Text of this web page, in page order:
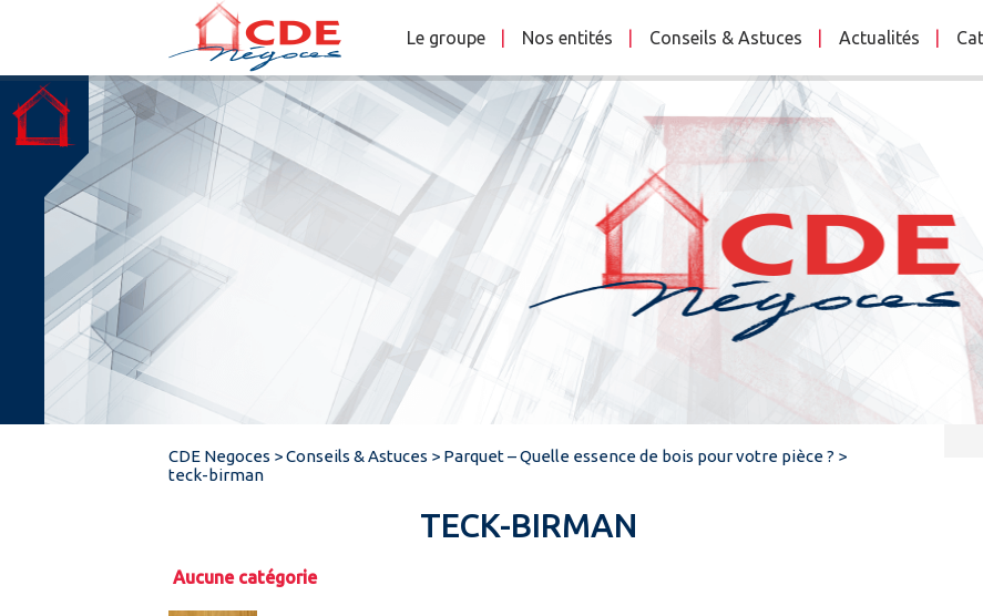
Le groupe Nos entités Conseils & Astuces Actualités
CDE Negoces >Conseils & Astuces > Parquet – Quelle essence de bois pour votre pièce ? >
teck-birman
TECK-BIRMAN
Aucune catégorie